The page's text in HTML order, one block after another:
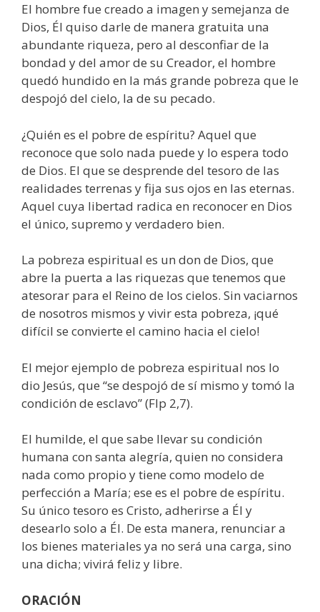
El hombre fue creado a imagen y semejanza de
Dios, Él quiso darle de manera gratuita una
abundante riqueza, pero al desconfiar de la
bondad y del amor de su Creador, el hombre
quedó hundido en la más grande pobreza que le
despojó del cielo, la de su pecado.
¿Quién es el pobre de espíritu? Aquel que
reconoce que solo nada puede y lo espera todo
de Dios. El que se desprende del tesoro de las
realidades terrenas y fija sus ojos en las eternas.
Aquel cuya libertad radica en reconocer en Dios
el único, supremo y verdadero bien.
La pobreza espiritual es un don de Dios, que
abre la puerta a las riquezas que tenemos que
atesorar para el Reino de los cielos. Sin vaciarnos
de nosotros mismos y vivir esta pobreza, ¡qué
difícil se convierte el camino hacia el cielo!
El mejor ejemplo de pobreza espiritual nos lo
dio Jesús, que “se despojó de sí mismo y tomó la
condición de esclavo” (Flp 2,7).
El humilde, el que sabe llevar su condición
humana con santa alegría, quien no considera
nada como propio y tiene como modelo de
perfección a María; ese es el pobre de espíritu.
Su único tesoro es Cristo, adherirse a Él y
desearlo solo a Él. De esta manera, renunciar a
los bienes materiales ya no será una carga, sino
una dicha; vivirá feliz y libre.
ORACIÓN